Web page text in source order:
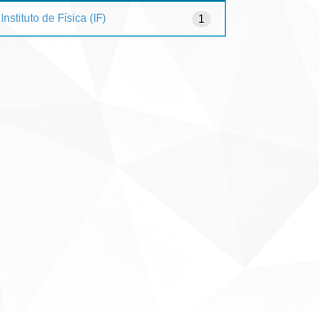
1
Instituto de Física (IF)